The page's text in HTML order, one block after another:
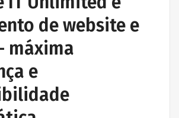
de website e
máxima
e